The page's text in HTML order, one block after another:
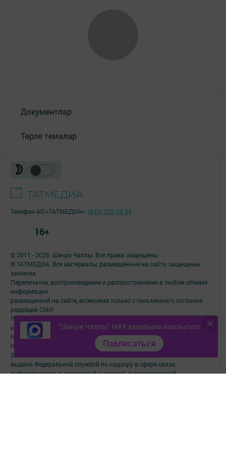
Документлар
Төрле темалар
"Шәһри Чаллы" MAX каналына язылыгыз!
Подписаться
© 2011 - 2026. Шәһри Чаллы. Все права защищены.
© ТАТМЕДИА. Все материалы, размещенные на сайте, защищены
законом.
Перепечатка, воспроизведение и распространение в любом объеме
информации,
размещенной на сайте, возможна только с письменного согласия
редакций СМИ.
При поддержке Республиканского агентства по печати и массовым
коммуникациям.
Наименование СМИ: Шəhри Чаллы
№ свидетельства о регистрации СМИ, дата: ЭЛ № ФС 77-67912 от
06.12.2016
выдано Федеральной службой по надзору в сфере связи,
информационных технологий и массовых коммуникаций
Телефон АО «ТАТМЕДИА»: (843) 222 09 84
16+